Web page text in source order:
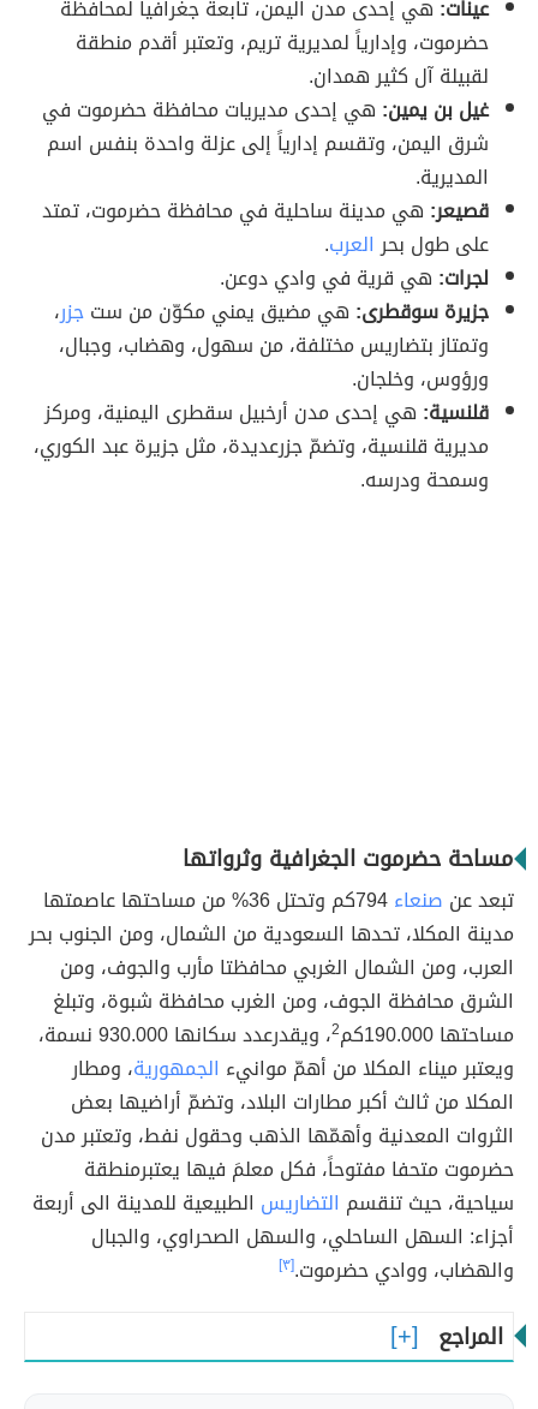
عينات: هي إحدى مدن اليمن، تابعة جغرافياً لمحافظة
حضرموت، وإدارياً لمديرية تريم، وتعتبر أقدم منطقة
لقبيلة آل كثير همدان.
غيل بن يمين: هي إحدى مديريات محافظة حضرموت في
شرق اليمن، وتقسم إدارياً إلى عزلة واحدة بنفس اسم
المديرية.
قصيعر: هي مدينة ساحلية في محافظة حضرموت، تمتد
على طول بحرالعرب.
لجرات: هي قرية في وادي دوعن.
جزيرة سوقطرى: هي مضيق يمني مكوّن من ستجزر،
وتمتاز بتضاريس مختلفة، من سهول، وهضاب، وجبال،
ورؤوس، وخلجان.
قلنسية: هي إحدى مدن أرخبيل سقطرى اليمنية، ومركز
مديرية قلنسية، وتضمّ جزرعديدة، مثل جزيرة عبد الكوري،
وسمحة ودرسه.
مساحة حضرموت الجغرافية وثرواتها
تبعد عن صنعاء
794كم وتحتل 36% من مساحتها عاصمتها
مدينة المكلا، تحدها السعودية من الشمال، ومن الجنوب بحر
العرب، ومن الشمال الغربي محافظتا مأرب والجوف، ومن
الشرق محافظة الجوف، ومن الغرب محافظة شبوة، وتبلغ
مساحتها 190.000كم
2
، ويقدرعدد سكانها 930.000 نسمة،
ويعتبر ميناء المكلا من أهمّ موانيء الجمهورية، ومطار
المكلا من ثالث أكبر مطارات البلاد، وتضمّ أراضيها بعض
الثروات المعدنية وأهمّها الذهب وحقول نفط، وتعتبر مدن
حضرموت متحفا مفتوحاً، فكل معلمَ فيها يعتبرمنطقة
سياحية، حيث تنقسم التضاريس الطبيعية للمدينة الى أربعة
أجزاء: السهل الساحلي، والسهل الصحراوي، والجبال
والهضاب، ووادي حضرموت.[٣]
المراجع